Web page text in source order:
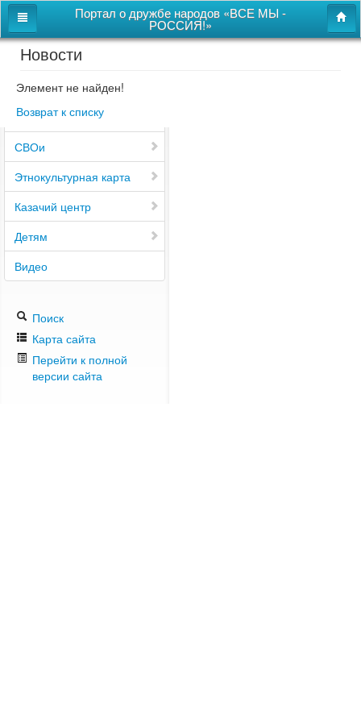
Портал о дружбе народов «ВСЕ МЫ -
РОССИЯ!»
Главная
Дом дружбы народов
Новости
СВОи
Этнокультурная карта
Казачий центр
Детям
Видео
Поиск
Карта сайта
Перейти к полной
версии сайта
Новости
Элемент не найден!
Возврат к списку